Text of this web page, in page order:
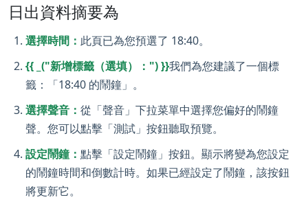
日出資料摘要為
選擇時間： 此頁已為您預選了 18:40。
{{ _("新增標籤（選填）：") }}我們為您建議了一個標
籤：「18:40 的鬧鐘」。
選擇聲音： 從「聲音」下拉菜單中選擇您偏好的鬧鐘
聲。您可以點擊「測試」按鈕聽取預覽。
設定鬧鐘： 點擊「設定鬧鐘」按鈕。顯示將變為您設定
的鬧鐘時間和倒數計時。如果已經設定了鬧鐘，該按鈕
將更新它。